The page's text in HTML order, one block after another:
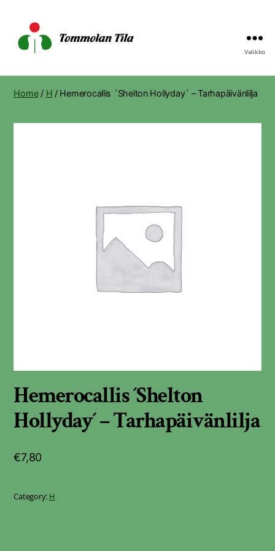
Tila
Valikko
Home/ H / Hemerocallis ´Shelton Hollyday´ – Tarhapäivänlilja
Hemerocallis ´Shelton
Hollyday´ – Tarhapäivänlilja
€7,80
Category: H